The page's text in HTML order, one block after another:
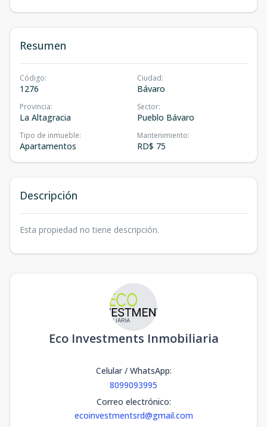
Resumen
Código:
1276
Ciudad:
Bávaro
Provincia:
La Altagracia
Sector:
Pueblo Bávaro
Tipo de inmueble:
Apartamentos
Mantenimiento:
RD$ 75
Descripción
Esta propiedad no tiene descripción.
Eco Investments Inmobiliaria
Celular / WhatsApp:
8099093995
Correo electrónico:
ecoinvestmentsrd@gmail.com